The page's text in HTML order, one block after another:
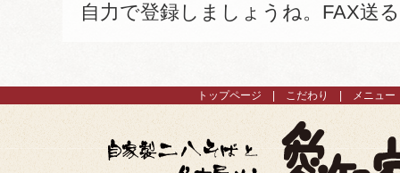
自力で登録しましょうね。FAX送
トップページ こだわり メニュー